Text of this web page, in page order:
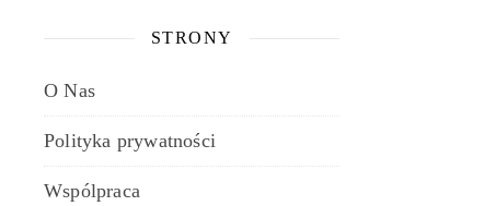
STRONY
O Nas
Polityka prywatności
Wspólpraca